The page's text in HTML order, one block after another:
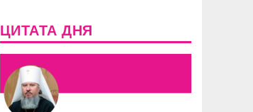
ЦИТАТА ДНЯ